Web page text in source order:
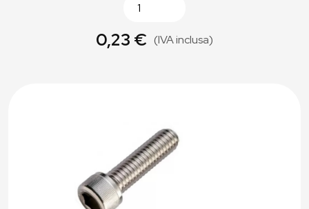
0,23 € (IVA inclusa)